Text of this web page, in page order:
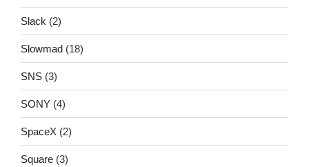
Slack (2)
Slowmad (18)
SNS (3)
SONY (4)
SpaceX (2)
Square (3)